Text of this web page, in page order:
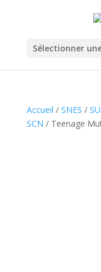
Sélectionner
Accueil / SNES /
SCN / Teenage